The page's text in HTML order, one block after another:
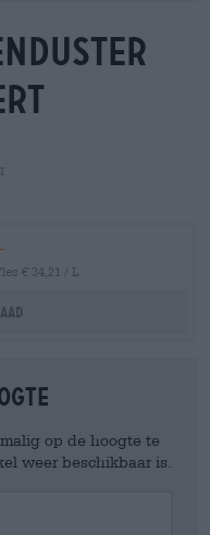
€ 34,21 / L
op de hoogte te
weer beschikbaar is.